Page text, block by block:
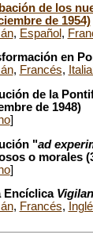
de los
de 1954)
, Español ,
en
, Francés,
de la
de 1948)
]
"ad
o morales
]
Encíclica
, Francés,